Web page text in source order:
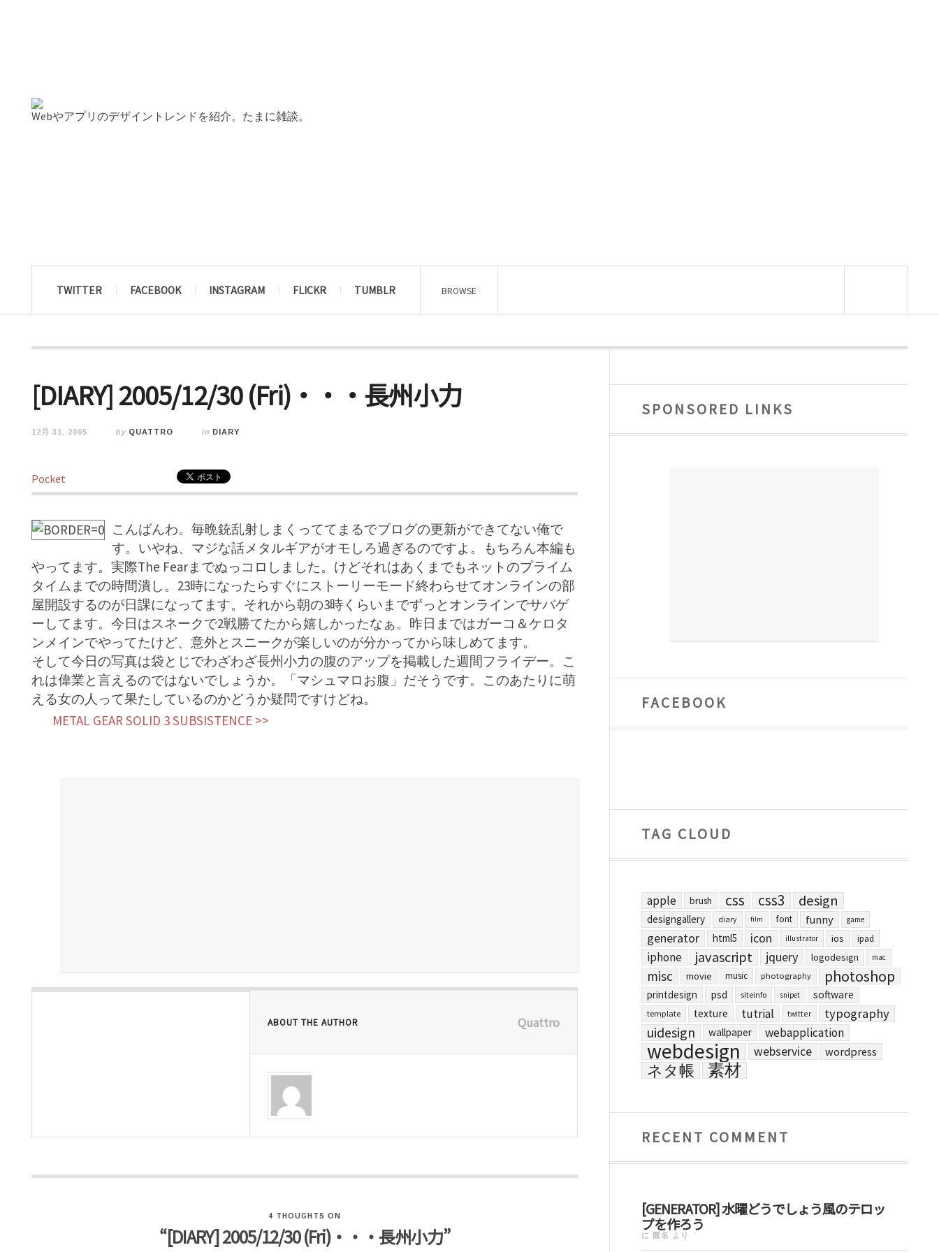
Webやアプリのデザイントレンドを紹介。たまに雑談。
TWITTER FACEBOOK INSTAGRAM FLICKR TUMBLR BROWSE
[DIARY] 2005/12/30 (Fri)・・・長州小力
12月 31, 2005 by QUATTRO in DIARY
Pocket
こんばんわ。毎晩銃乱射しまくっててまるでブログの更新ができてない俺で
す。いやね、マジな話メタルギアがオモしろ過ぎるのですよ。もちろん本編も
やってます。実際The Fearまでぬっコロしました。けどそれはあくまでもネットのプライム
タイムまでの時間潰し。23時になったらすぐにストーリーモード終わらせてオンラインの部
屋開設するのが日課になってます。それから朝の3時くらいまでずっとオンラインでサバゲ
ーしてます。今日はスネークで2戦勝てたから嬉しかったなぁ。昨日まではガーコ＆ケロタ
ンメインでやってたけど、意外とスニークが楽しいのが分かってから味しめてます。
そして今日の写真は袋とじでわざわざ長州小力の腹のアップを掲載した週間フライデー。こ
れは偉業と言えるのではないでしょうか。「マシュマロお腹」だそうです。このあたりに萌
える女の人って果たしているのかどうか疑問ですけどね。
METAL GEAR SOLID 3 SUBSISTENCE >>
ABOUT THE AUTHOR Quattro
4 THOUGHTS ON
“[DIARY] 2005/12/30 (Fri)・・・長州小力”
SPONSORED LINKS
FACEBOOK
TAG CLOUD
apple brush css css3 design
designgallery diary film font funny game
generator html5 icon illustrator ios ipad
iphone javascript jquery logodesign mac
misc movie music photography photoshop
printdesign psd siteinfo snipet software
template texture tutrial twitter typography
uidesign wallpaper webapplication
webdesign webservice wordpress
ネタ帳 素材
RECENT COMMENT
[GENERATOR] 水曜どうでしょう風のテロッ
プを作ろう
に 匿名 より